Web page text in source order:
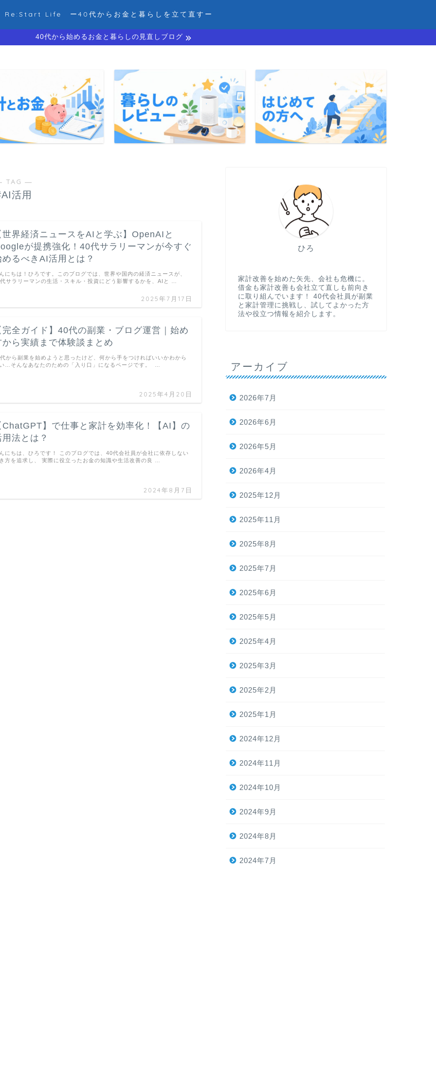
Re:Start Life ー40代からお金と暮らしを立て直すー
40代から始めるお金と暮らしの見直しブログ
TAG ―
活用
世界経済ニュースをAIと学ぶ】OpenAIと
が提携強化！40代サラリーマンが今すぐ
めるべきAI活用とは？
2025年7月17日
にちは！ひろです。このブログでは、世界や国内の経済ニュースが、
サラリーマンの生活・スキル・投資にどう影響するかを、AIと …
完全ガイド】40代の副業・ブログ運営｜始め
から実績まで体験談まとめ
2025年4月20日
から副業を始めようと思ったけど、何から手をつければいいかわから
…そんなあなたのための「入り口」になるページです。 …
ChatGPT】で仕事と家計を効率化！【AI】の
用法とは？
2024年8月7日
にちは、ひろです！ このブログでは、40代会社員が会社に依存しない
方を追求し、 実際に役立ったお金の知識や生活改善の良 …
ひろ
家計改善を始めた矢先、会社も危機に。
借金も家計改善も会社立て直しも前向き
に取り組んでいます！ 40代会社員が副業
と家計管理に挑戦し、試してよかった方
法や役立つ情報を紹介します。
アーカイブ
2026年7月
2026年6月
2026年5月
2026年4月
2025年12月
2025年11月
2025年8月
2025年7月
2025年6月
2025年5月
2025年4月
2025年3月
2025年2月
2025年1月
2024年12月
2024年11月
2024年10月
2024年9月
2024年8月
2024年7月